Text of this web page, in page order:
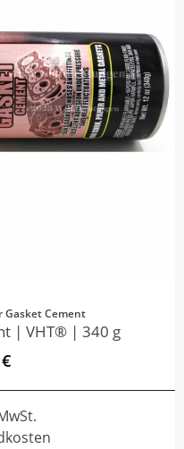
Gasket Cement
| VHT® | 340 g